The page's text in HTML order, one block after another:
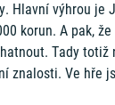
Hlavní výhrou je
korun. A pak,
Tady totiž
znalosti. Ve hře